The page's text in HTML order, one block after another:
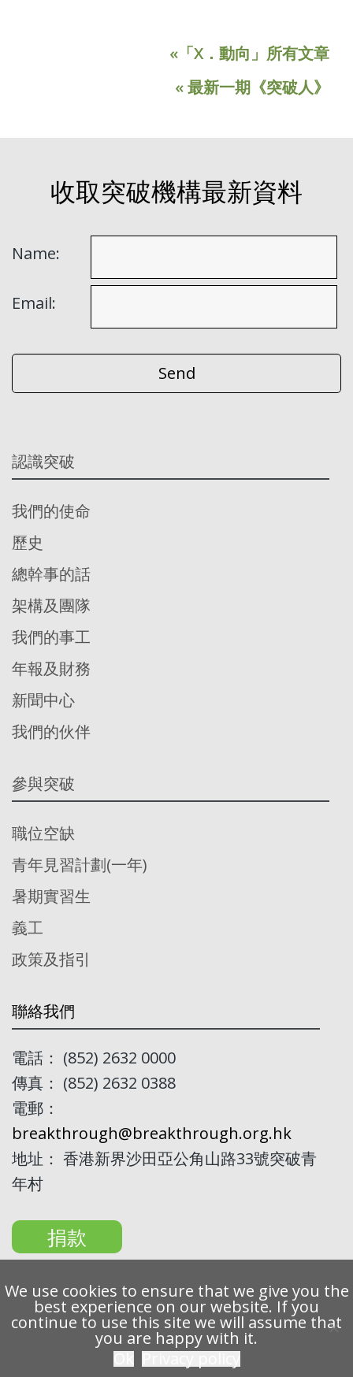
«「X．動向」所有文章
« 最新一期《突破人》
收取突破機構最新資料
Name:
Email:
認識突破
我們的使命
歷史
總幹事的話
架構及團隊
我們的事工
年報及財務
新聞中心
我們的伙伴
參與突破
職位空缺
青年見習計劃(一年)
暑期實習生
義工
政策及指引
聯絡我們
電話： (852) 2632 0000
傳真： (852) 2632 0388
電郵：
breakthrough@breakthrough.org.hk
地址： 香港新界沙田亞公角山路33號突破青
年村
捐款
Copyright 2022 Breakthrough Ltd. All rights reserved.
私隱條例
免責聲明
We use cookies to ensure that we give you the
best experience on our website. If you
continue to use this site we will assume that
you are happy with it.